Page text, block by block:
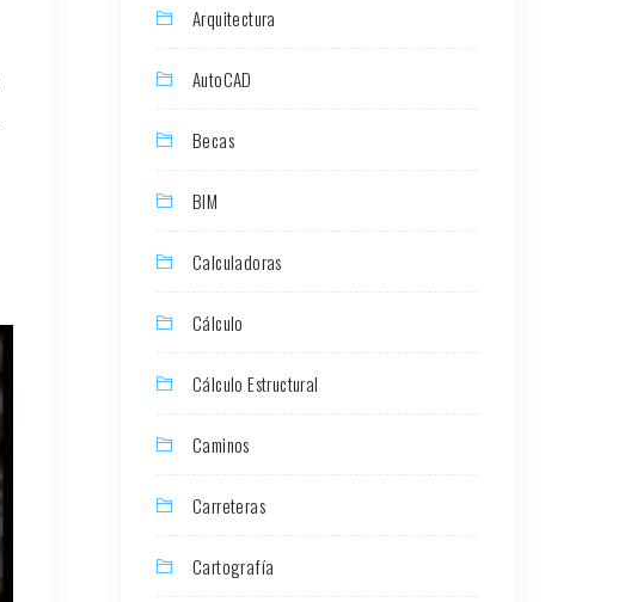
Arquitectura
AutoCAD
Becas
BIM
Calculadoras
Cálculo
Cálculo Estructural
Caminos
Carreteras
Cartografía